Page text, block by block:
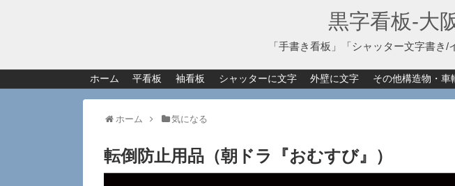
黒字看板‐大
「手書き看板」「シャッター文字書き
ホーム 平看板 袖看板 シャッターに文字 外壁に文字 その他構造物・車
ホーム 気になる
転倒防止用品（朝ドラ『おむすび』）